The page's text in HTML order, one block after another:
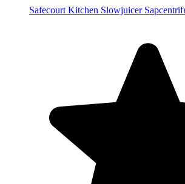
Safecourt Kitchen Slowjuicer